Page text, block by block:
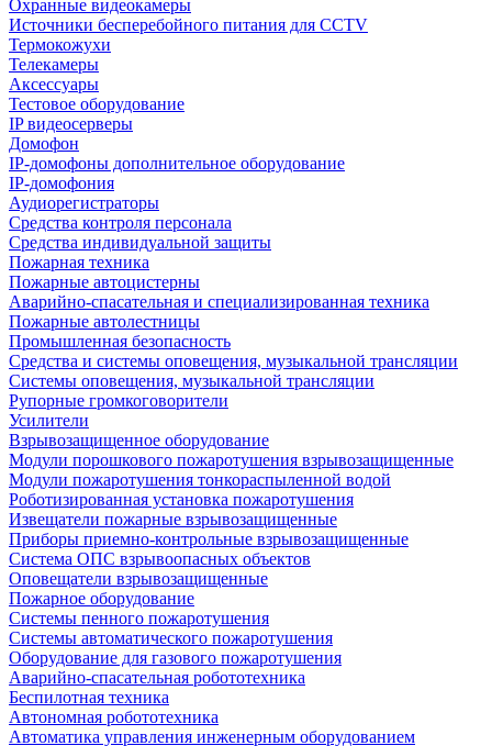
Охранные видеокамеры
Источники бесперебойного питания для CCTV
Термокожухи
Телекамеры
Аксессуары
Тестовое оборудование
IP видеосерверы
Домофон
IP-домофоны дополнительное оборудование
IP-домофония
Аудиорегистраторы
Средства контроля персонала
Средства индивидуальной защиты
Пожарная техника
Пожарные автоцистерны
Аварийно-спасательная и специализированная техника
Пожарные автолестницы
Промышленная безопасность
Средства и системы оповещения, музыкальной трансляции
Системы оповещения, музыкальной трансляции
Рупорные громкоговорители
Усилители
Взрывозащищенное оборудование
Модули порошкового пожаротушения взрывозащищенные
Модули пожаротушения тонкораспыленной водой
Роботизированная установка пожаротушения
Извещатели пожарные взрывозащищенные
Приборы приемно-контрольные взрывозащищенные
Система ОПС взрывоопасных объектов
Оповещатели взрывозащищенные
Пожарное оборудование
Системы пенного пожаротушения
Системы автоматического пожаротушения
Оборудование для газового пожаротушения
Аварийно-спасательная робототехника
Беспилотная техника
Автономная робототехника
Автоматика управления инженерным оборудованием